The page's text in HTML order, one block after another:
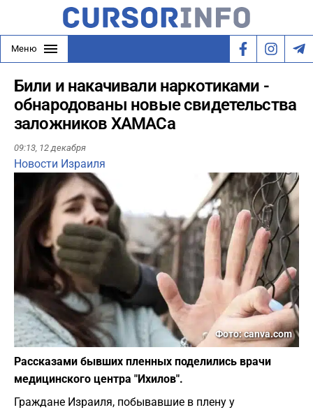
Меню
Били и накачивали наркотиками -
обнародованы новые свидетельства
заложников ХАМАСа
09:13, 12 декабря
Новости Израиля
Фото: canva.com
Рассказами бывших пленных поделились врачи
медицинского центра "Ихилов".
Граждане Израиля, побывавшие в плену у